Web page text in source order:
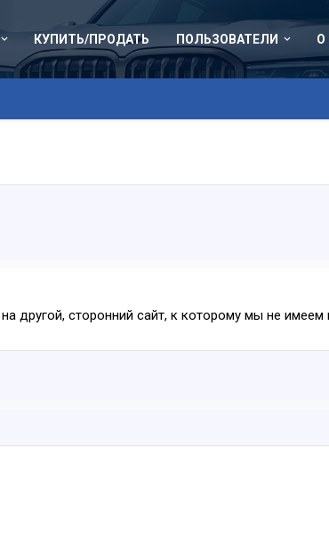
КУПИТЬ/ПРОДАТЬ ПОЛЬЗОВАТЕЛИ О
другой, сторонний сайт, к которому мы не